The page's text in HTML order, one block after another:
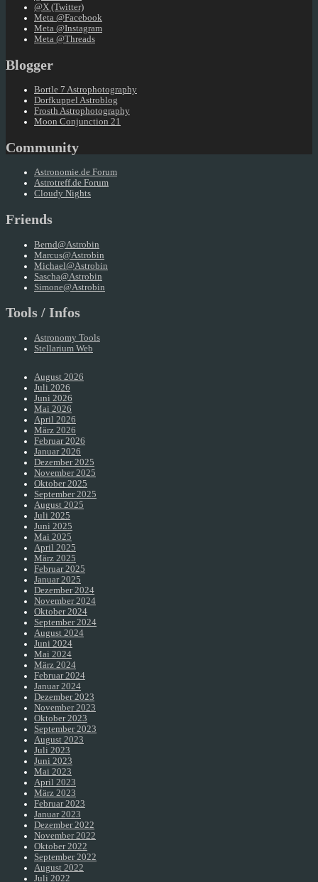
@X (Twitter)
Meta @Facebook
Meta @Instagram
Meta @Threads
Blogger
Bortle 7 Astrophotography
Dorfkuppel Astroblog
Frosth Astrophotography
Moon Conjunction 21
Community
Astronomie.de Forum
Astrotreff.de Forum
Cloudy Nights
Friends
Bernd@Astrobin
Marcus@Astrobin
Michael@Astrobin
Sascha@Astrobin
Simone@Astrobin
Tools / Infos
Astronomy Tools
Stellarium Web
August 2026
Juli 2026
Juni 2026
Mai 2026
April 2026
März 2026
Februar 2026
Januar 2026
Dezember 2025
November 2025
Oktober 2025
September 2025
August 2025
Juli 2025
Juni 2025
Mai 2025
April 2025
März 2025
Februar 2025
Januar 2025
Dezember 2024
November 2024
Oktober 2024
September 2024
August 2024
Juni 2024
Mai 2024
März 2024
Februar 2024
Januar 2024
Dezember 2023
November 2023
Oktober 2023
September 2023
August 2023
Juli 2023
Juni 2023
Mai 2023
April 2023
März 2023
Februar 2023
Januar 2023
Dezember 2022
November 2022
Oktober 2022
September 2022
August 2022
Juli 2022